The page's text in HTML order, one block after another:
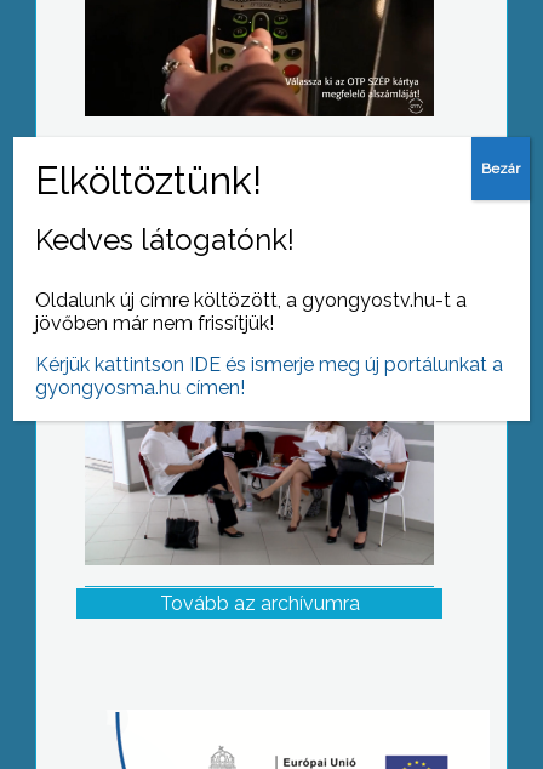
Olcsóbb lett az üzemanyag
Több, mint 100 hallgató tesz
Tovább az archívumra
Kedves látogatónk!
Oldalunk új címre költözött, a gyongyostv.hu-t a
jövőben már nem frissítjük!
Kérjük kattintson IDE és ismerje meg új portálunkat a
gyongyosma.hu címen!